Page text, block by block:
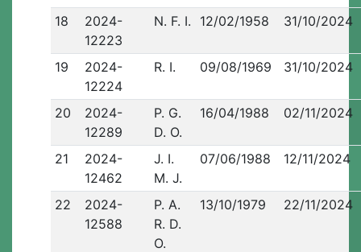
18
2024-
12223
N. F. I. 12/02/1958 31/10/2024
19
2024-
12224
R. I. 09/08/1969 31/10/2024
20
2024-
12289
P. G.
D. O.
16/04/1988 02/11/2024
21
2024-
12462
J. I.
M. J.
07/06/1988 12/11/2024
22
2024-
12588
P. A.
R. D.
O.
13/10/1979 22/11/2024